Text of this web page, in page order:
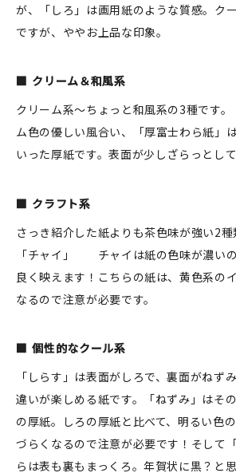
よくある質問
が、「しろ」は画用紙のような質感。ク
ですが、ややお上品な印象。
クリーム＆和風系
クリーム系～ちょっと和風系の3種です
ム色の優しい風合い、「厚富士わら紙」
いった厚紙です。表面が少しざらっとして
クラフト系
さっき紹介した紙よりも茶色味が強い2種
「チャイ」 チャイは紙の色味が濃い
良く映えます！こちらの紙は、黄色系の
なるので注意が必要です。
個性的なクール系
「しらす」は表面がしろで、裏面がねず
違いが楽しめる紙です。「ねずみ」はそ
の厚紙。しろの厚紙と比べて、明るい色
づらくなるので注意が必要です！そして
らは表も裏もまっくろ。年賀状に黒？と